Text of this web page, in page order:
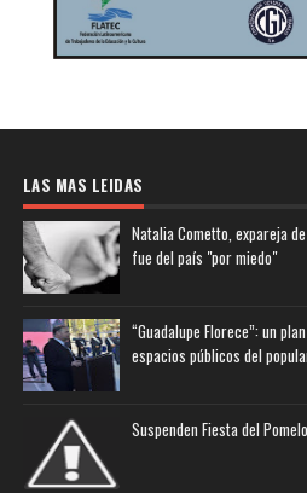
LAS MAS LEIDAS
Natalia Cometto, expareja
fue del país "por miedo"
“Guadalupe Florece”: un
espacios públicos del
Suspenden Fiesta del Pomelo